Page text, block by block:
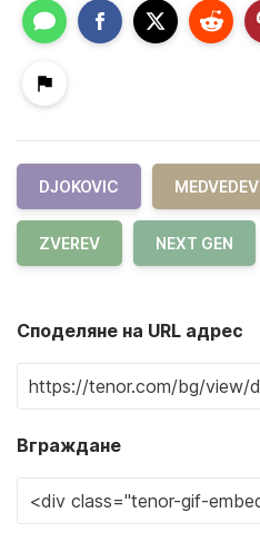
DJOKOVIC MEDVEDEV
ZVEREV NEXT GEN
Споделяне на URL адрес
Вграждане